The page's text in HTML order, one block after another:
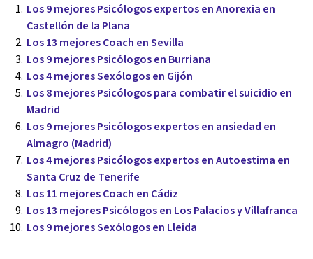
Los 9 mejores Psicólogos expertos en Anorexia en
Castellón de la Plana
Los 13 mejores Coach en Sevilla
Los 9 mejores Psicólogos en Burriana
Los 4 mejores Sexólogos en Gijón
Los 8 mejores Psicólogos para combatir el suicidio en
Madrid
Los 9 mejores Psicólogos expertos en ansiedad en
Almagro (Madrid)
Los 4 mejores Psicólogos expertos en Autoestima en
Santa Cruz de Tenerife
Los 11 mejores Coach en Cádiz
Los 13 mejores Psicólogos en Los Palacios y Villafranca
Los 9 mejores Sexólogos en Lleida